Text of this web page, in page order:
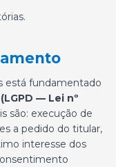
está fundamentado
— Lei nº
são: execução de
a pedido do titular,
interesse dos